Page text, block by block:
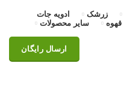
زرشک
ادویه جات
قهوه
سایر محصولات
ارسال رایگان